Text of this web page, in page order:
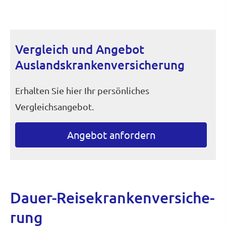
Vergleich und Angebot
Auslandskrankenversicherung
Erhalten Sie hier Ihr persönliches
Vergleichsangebot.
An­ge­bot an­for­dern
Dauer-Reise­kranken­ver­si­che­
rung